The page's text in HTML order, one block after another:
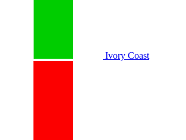
Ivory Coast